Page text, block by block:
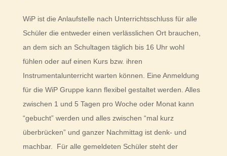
WiP ist die Anlaufstelle nach Unterrichtsschluss für alle
Schüler die entweder einen verlässlichen Ort brauchen,
an dem sich an Schultagen täglich bis 16 Uhr wohl
fühlen oder auf einen Kurs bzw. ihren
Instrumentalunterricht warten können. Eine Anmeldung
für die WiP Gruppe kann flexibel gestaltet werden. Alles
zwischen 1 und 5 Tagen pro Woche oder Monat kann
“gebucht” werden und alles zwischen “mal kurz
überbrücken” und ganzer Nachmittag ist denk- und
machbar. Für alle gemeldeten Schüler steht der